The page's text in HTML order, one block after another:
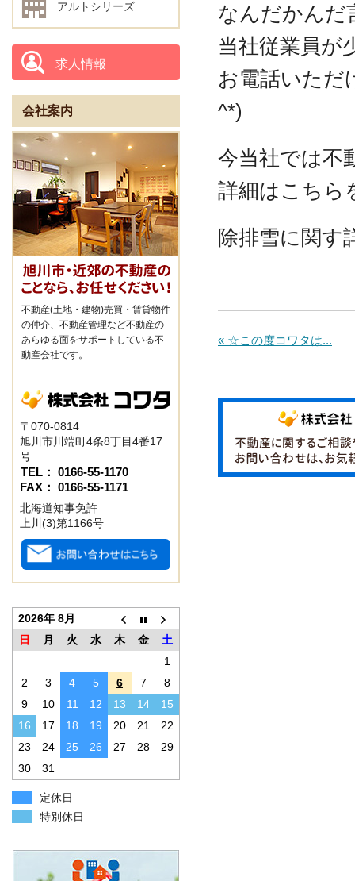
なんだかんだ
当社従業員が
お電話いただ
^*)
今当社では不
詳細はこち
除排雪に関
« ☆この度コワタは...
アルトシリーズ
求人情報
会社案内
不動産(土地・建物)売買・賃貸物件
の仲介、不動産管理など不動産の
あらゆる面をサポートしている不
動産会社です。
〒070-0814
旭川市川端町4条8丁目4番17
号
TEL： 0166-55-1170
FAX： 0166-55-1171
北海道知事免許
上川(3)第1166号
2026年 8月
日
月 火 水 木 金
土
1
2
3 4 5 6 7
8
9
10 11 12 13 14
15
16
17 18 19 20 21
22
23
24 25 26 27 28
29
30
31
定休日
特別休日